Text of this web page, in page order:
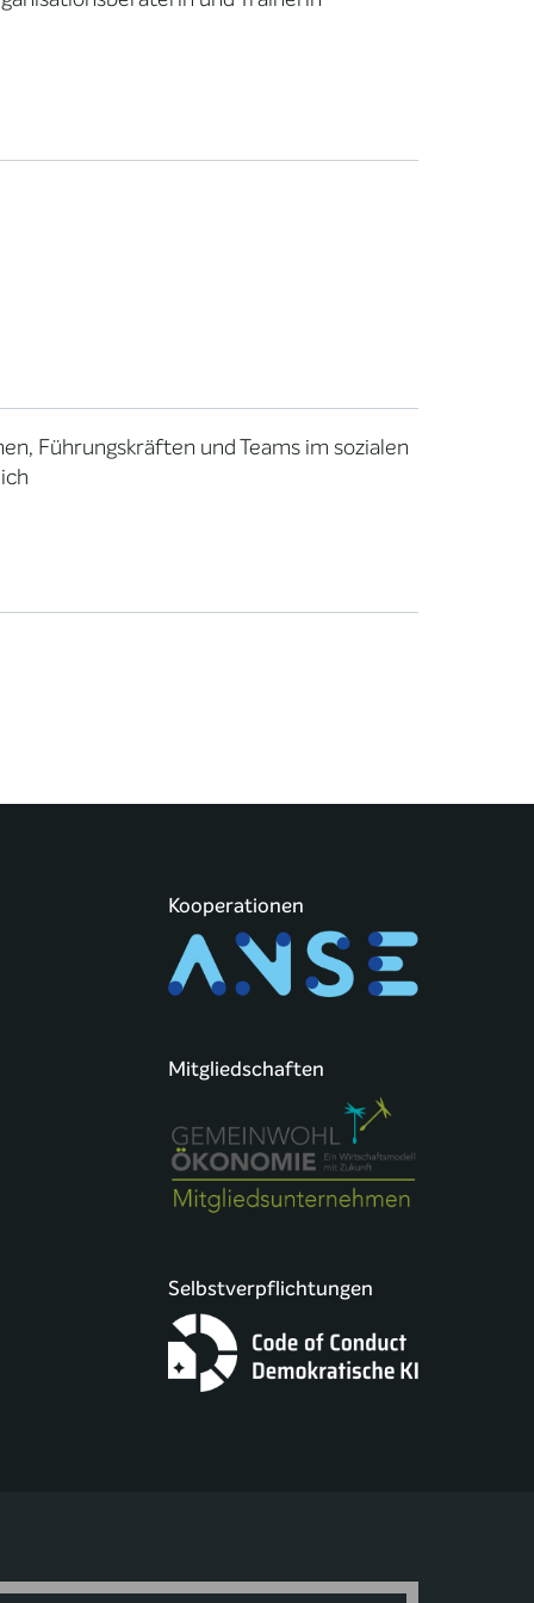
Führungskräften und Teams im sozialen
Kooperationen
Mitgliedschaften
Selbstverpflichtungen